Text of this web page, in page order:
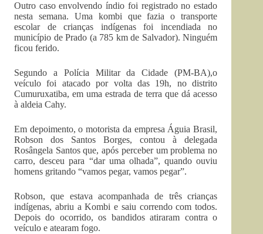
Outro caso envolvendo índio foi registrado no estado
nesta semana. Uma kombi que fazia o transporte
escolar de crianças indígenas foi incendiada no
município de Prado (a 785 km de Salvador). Ninguém
ficou ferido.
Segundo a Polícia Militar da Cidade (PM-BA),o
veículo foi atacado por volta das 19h, no distrito
Cumuruxatiba, em uma estrada de terra que dá acesso
à aldeia Cahy.
Em depoimento, o motorista da empresa Águia Brasil,
Robson dos Santos Borges, contou à delegada
Rosângela Santos que, após perceber um problema no
carro, desceu para “dar uma olhada”, quando ouviu
homens gritando “vamos pegar, vamos pegar”.
Robson, que estava acompanhada de três crianças
indígenas, abriu a Kombi e saiu correndo com todos.
Depois do ocorrido, os bandidos atiraram contra o
veículo e atearam fogo.